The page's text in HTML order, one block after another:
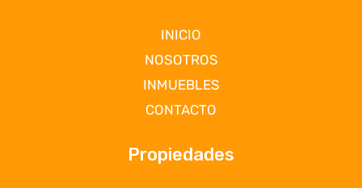
INICIO
NOSOTROS
INMUEBLES
CONTACTO
Propiedades